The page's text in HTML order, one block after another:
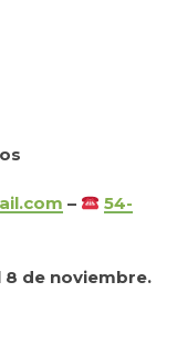
–
54-
8 de noviembre.